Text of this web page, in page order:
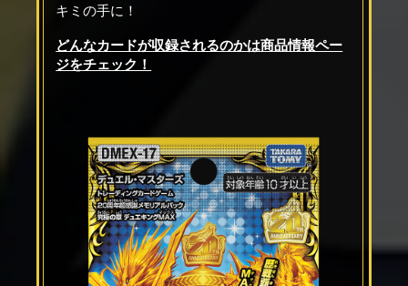
キミの手に！
どんなカードが収録されるのかは商品情報ペー
ジをチェック！